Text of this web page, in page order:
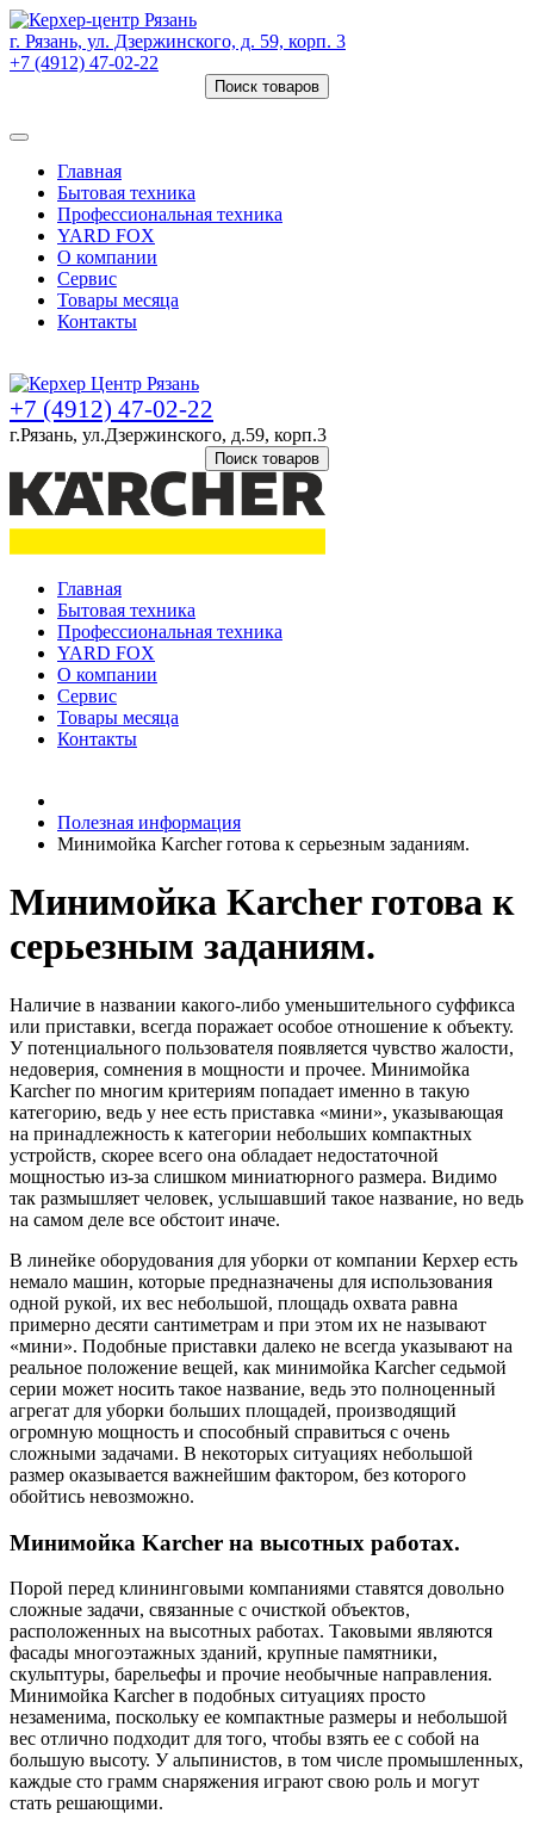
г. Рязань, ул. Дзержинского, д. 59, корп. 3
+7 (4912) 47-02-22
Поиск товаров
Главная
Бытовая техника
Профессиональная техника
YARD FOX
О компании
Сервис
Товары месяца
Контакты
+7 (4912) 47-02-22
г.Рязань, ул.Дзержинского, д.59, корп.3
Поиск товаров
Главная
Бытовая техника
Профессиональная техника
YARD FOX
О компании
Сервис
Товары месяца
Контакты
Полезная информация
Минимойка Karcher готова к серьезным заданиям.
Минимойка Karcher готова к
серьезным заданиям.
Наличие в названии какого-либо уменьшительного суффикса
или приставки, всегда поражает особое отношение к объекту.
У потенциального пользователя появляется чувство жалости,
недоверия, сомнения в мощности и прочее. Минимойка
Karcher по многим критериям попадает именно в такую
категорию, ведь у нее есть приставка «мини», указывающая
на принадлежность к категории небольших компактных
устройств, скорее всего она обладает недостаточной
мощностью из-за слишком миниатюрного размера. Видимо
так размышляет человек, услышавший такое название, но ведь
на самом деле все обстоит иначе.
В линейке оборудования для уборки от компании Керхер есть
немало машин, которые предназначены для использования
одной рукой, их вес небольшой, площадь охвата равна
примерно десяти сантиметрам и при этом их не называют
«мини». Подобные приставки далеко не всегда указывают на
реальное положение вещей, как минимойка Karcher седьмой
серии может носить такое название, ведь это полноценный
агрегат для уборки больших площадей, производящий
огромную мощность и способный справиться с очень
сложными задачами. В некоторых ситуациях небольшой
размер оказывается важнейшим фактором, без которого
обойтись невозможно.
Минимойка Karcher на высотных работах.
Порой перед клининговыми компаниями ставятся довольно
сложные задачи, связанные с очисткой объектов,
расположенных на высотных работах. Таковыми являются
фасады многоэтажных зданий, крупные памятники,
скульптуры, барельефы и прочие необычные направления.
Минимойка Karcher в подобных ситуациях просто
незаменима, поскольку ее компактные размеры и небольшой
вес отлично подходит для того, чтобы взять ее с собой на
большую высоту. У альпинистов, в том числе промышленных,
каждые сто грамм снаряжения играют свою роль и могут
стать решающими.